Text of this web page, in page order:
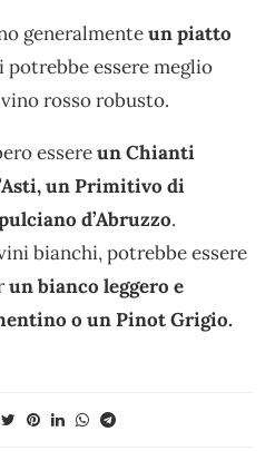
generalmenteun piatto
potrebbe essere meglio
rosso robusto.
essereun Chianti
un Primitivo di
d’Abruzzo.
bianchi, potrebbe essere
un bianco leggero e
o un Pinot Grigio.